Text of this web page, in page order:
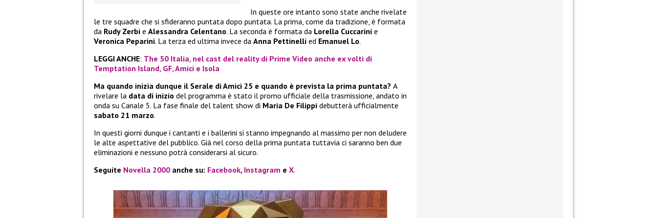
In queste ore intanto sono state anche rivelate
le tre squadre che si sfideranno puntata dopo puntata. La prima, come da tradizione, è formata
da Rudy Zerbi e Alessandra Celentano. La seconda è formata da Lorella Cuccarini e
Veronica Peparini. La terza ed ultima invece da Anna Pettinelli ed Emanuel Lo.
LEGGI ANCHE: The 50 Italia, nel cast del reality di Prime Video anche ex volti di
Temptation Island, GF, Amici e Isola
Ma quando inizia dunque il Serale di Amici 25 e quando è prevista la prima puntata? A
rivelare la data di inizio del programma è stato il promo ufficiale della trasmissione, andato in
onda su Canale 5. La fase finale del talent show di Maria De Filippi debutterà ufficialmente
sabato 21 marzo.
In questi giorni dunque i cantanti e i ballerini si stanno impegnando al massimo per non deludere
le alte aspettative del pubblico. Già nel corso della prima puntata tuttavia ci saranno ben due
eliminazioni e nessuno potrà considerarsi al sicuro.
Seguite Novella 2000 anche su: Facebook, Instagram e X.